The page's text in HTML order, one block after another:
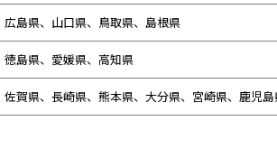
広島県、山口県、鳥取県、島根県
徳島県、愛媛県、高知県
佐賀県、長崎県、熊本県、大分県、宮崎県、鹿児